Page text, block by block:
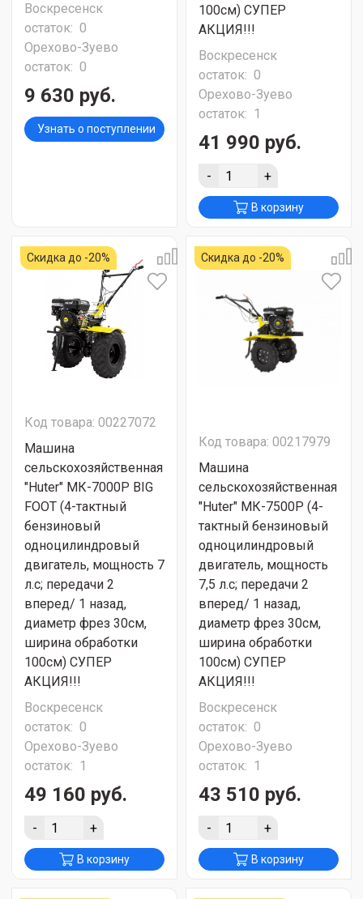
Воскресенск
остаток: 0
Орехово-Зуево
остаток: 0
9 630 руб.
Узнать о поступлении
100см) СУПЕР
АКЦИЯ!!!
Воскресенск
остаток: 0
Орехово-Зуево
остаток: 1
41 990 руб.
- +
В корзину
Скидка до -20%
Код товара: 00227072
Машина
сельскохозяйственная
"Huter" МК-7000P BIG
FOOT (4-тактный
бензиновый
одноцилиндровый
двигатель, мощность 7
л.с; передачи 2
вперед/ 1 назад,
диаметр фрез 30см,
ширина обработки
100см) СУПЕР
АКЦИЯ!!!
Воскресенск
остаток: 0
Орехово-Зуево
остаток: 1
49 160 руб.
- +
В корзину
Скидка до -20%
Код товара: 00217979
Машина
сельскохозяйственная
"Huter" МК-7500P (4-
тактный бензиновый
одноцилиндровый
двигатель, мощность
7,5 л.с; передачи 2
вперед/ 1 назад,
диаметр фрез 30см,
ширина обработки
100см) СУПЕР
АКЦИЯ!!!
Воскресенск
остаток: 0
Орехово-Зуево
остаток: 1
43 510 руб.
- +
В корзину